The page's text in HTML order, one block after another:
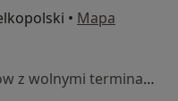
• Mapa
Brak dostępnych specjalistów z wolnymi terminami w tym centrum medycznym.